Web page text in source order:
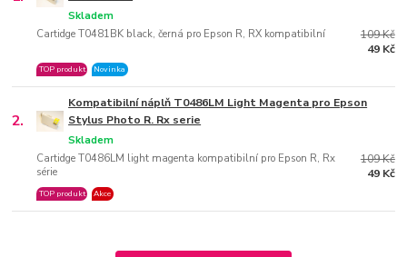
Cartidge T0481BK black, černá pro Epson R, RX kompatibilní
Skladem
TOP produkt Novinka
109 Kč
49 Kč
2.
Kompatibilní náplň T0486LM Light Magenta pro Epson
Stylus Photo R. Rx serie
Cartidge T0486LM light magenta kompatibilní pro Epson R, Rx
série
Skladem
TOP produkt Akce
109 Kč
49 Kč